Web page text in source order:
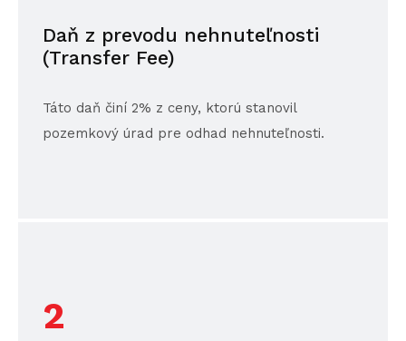
Daň z prevodu nehnuteľnosti
(Transfer Fee)
Táto daň činí 2% z ceny, ktorú stanovil
pozemkový úrad pre odhad nehnuteľnosti.
2